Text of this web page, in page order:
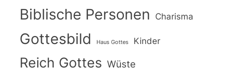
Biblische Personen Charisma
Gottesbild Haus Gottes Kinder
Reich Gottes Wüste